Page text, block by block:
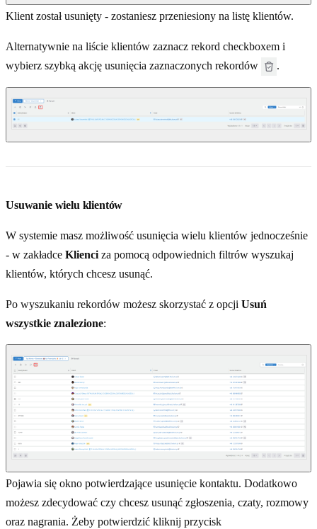
Klient został usunięty - zostaniesz przeniesiony na listę klientów.
Alternatywnie na liście klientów zaznacz rekord checkboxem i
wybierz szybką akcję usunięcia zaznaczonych rekordów
.
Usuwanie wielu klientów
W systemie masz możliwość usunięcia wielu klientów jednocześnie
- w zakładce Klienci za pomocą odpowiednich filtrów wyszukaj
klientów, których chcesz usunąć.
Po wyszukaniu rekordów możesz skorzystać z opcji Usuń
wszystkie znalezione:
Pojawia się okno potwierdzające usunięcie kontaktu. Dodatkowo
możesz zdecydować czy chcesz usunąć zgłoszenia, czaty, rozmowy
oraz nagrania. Żeby potwierdzić kliknij przycisk